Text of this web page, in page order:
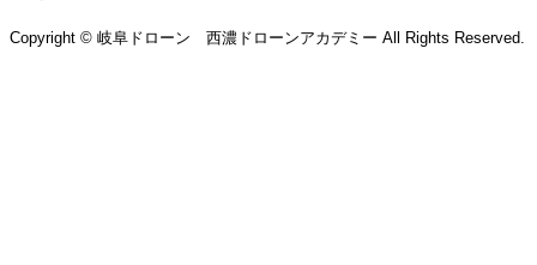
Copyright © 岐阜ドローン 西濃ドローンアカデミー All Rights Reserved.